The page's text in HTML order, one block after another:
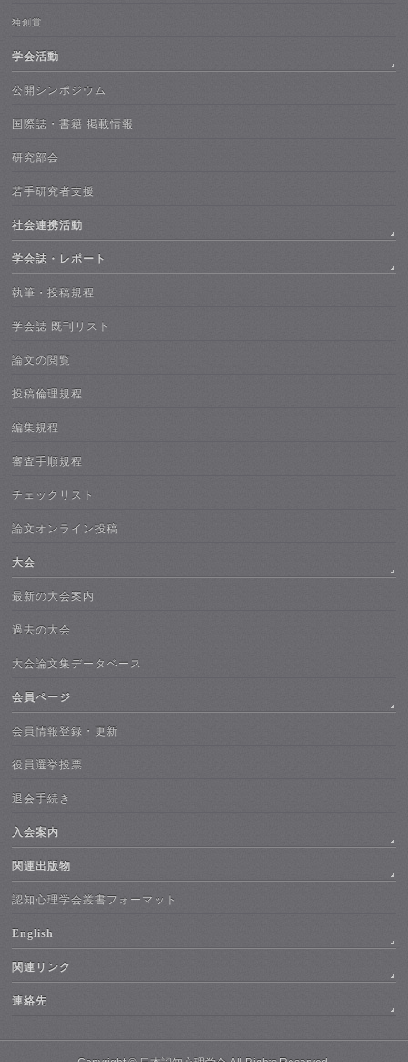
独創賞
学会活動
公開シンポジウム
国際誌・書籍 掲載情報
研究部会
若手研究者支援
社会連携活動
学会誌・レポート
執筆・投稿規程
学会誌 既刊リスト
論文の閲覧
投稿倫理規程
編集規程
審査手順規程
チェックリスト
論文オンライン投稿
大会
最新の大会案内
過去の大会
大会論文集データベース
会員ページ
会員情報登録・更新
役員選挙投票
退会手続き
入会案内
関連出版物
認知心理学会叢書フォーマット
English
関連リンク
連絡先